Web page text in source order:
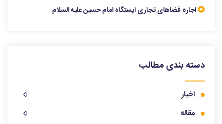
اجاره فضاهای تجاری ایستگاه امام حسین علیه السلام
دسته بندی مطالب
اخبار
مقاله